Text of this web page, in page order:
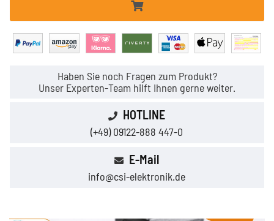
Haben Sie noch Fragen zum Produkt?
Unser Experten-Team hilft Ihnen gerne weiter.
HOTLINE
(+49) 09122-888 447-0
E-Mail
info@csi-elektronik.de